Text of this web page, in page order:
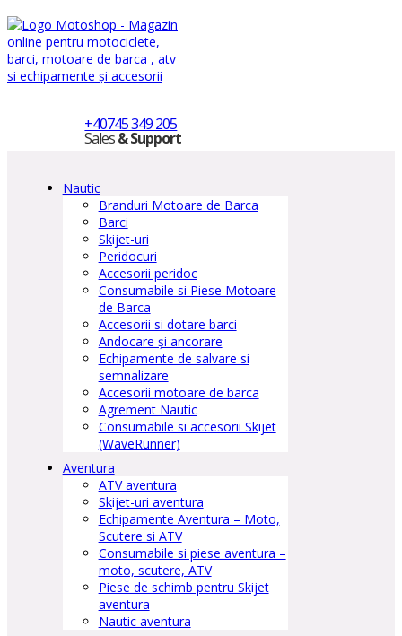
+40745 349 205
Sales& Support
Nautic
Branduri Motoare de Barca
Barci
Skijet-uri
Peridocuri
Accesorii peridoc
Consumabile si Piese Motoare
de Barca
Accesorii si dotare barci
Andocare și ancorare
Echipamente de salvare si
semnalizare
Accesorii motoare de barca
Agrement Nautic
Consumabile si accesorii Skijet
(WaveRunner)
Aventura
ATV aventura
Skijet-uri aventura
Echipamente Aventura – Moto,
Scutere si ATV
Consumabile si piese aventura –
moto, scutere, ATV
Piese de schimb pentru Skijet
aventura
Nautic aventura